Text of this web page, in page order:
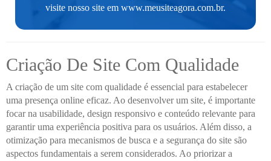
visite nosso site em www.meusiteagora.com.br.
Criação De Site Com Qualidade
A criação de um site com qualidade é essencial para estabelecer
uma presença online eficaz. Ao desenvolver um site, é importante
focar na usabilidade, design responsivo e conteúdo relevante para
garantir uma experiência positiva para os usuários. Além disso, a
otimização para mecanismos de busca e a segurança do site são
aspectos fundamentais a serem considerados. Ao priorizar a